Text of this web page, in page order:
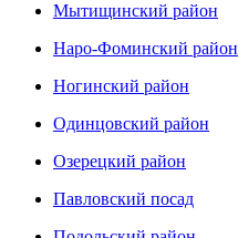
Мытищинский район
Наро-Фоминский район
Ногинский район
Одинцовский район
Озерецкий район
Павловский посад